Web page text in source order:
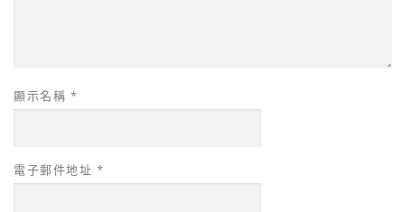
顯示名稱 *
電子郵件地址 *